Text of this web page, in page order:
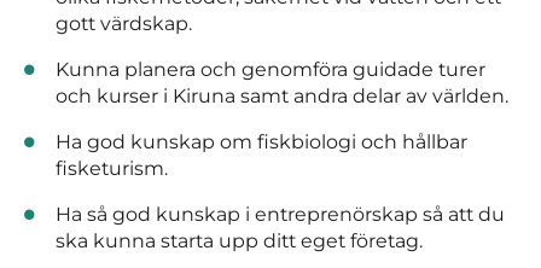
gott värdskap.
Kunna planera och genomföra guidade turer
och kurser i Kiruna samt andra delar av världen.
Ha god kunskap om fiskbiologi och hållbar
fisketurism.
Ha så god kunskap i entreprenörskap så att du
ska kunna starta upp ditt eget företag.